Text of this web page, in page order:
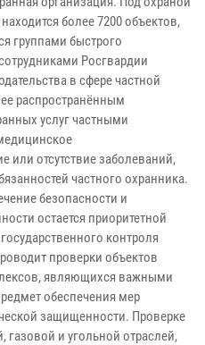
более 7200 объектов,
группами быстрого
Росгвардии
в сфере частной
распространённым
услуг частными
или отсутствие заболеваний,
частного охранника.
безопасности и
остается приоритетной
контроля
проверки объектов
являющихся важными
обеспечения мер
защищенности. Проверке
газовой и угольной отраслей,